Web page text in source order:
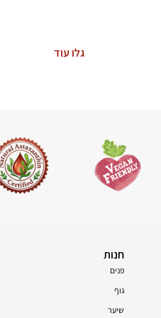
גלו עוד
חנות
פנים
גוף
שיער